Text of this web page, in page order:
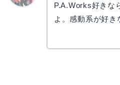
P.A.Works好きな
よ。感動系が好き